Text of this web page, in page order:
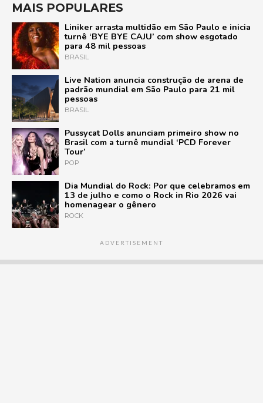
MAIS POPULARES
Liniker arrasta multidão em São Paulo e inicia
turnê ‘BYE BYE CAJU’ com show esgotado
para 48 mil pessoas
BRASIL
Live Nation anuncia construção de arena de
padrão mundial em São Paulo para 21 mil
pessoas
BRASIL
Pussycat Dolls anunciam primeiro show no
Brasil com a turnê mundial ‘PCD Forever
Tour’
POP
Dia Mundial do Rock: Por que celebramos em
13 de julho e como o Rock in Rio 2026 vai
homenagear o gênero
ROCK
ADVERTISEMENT